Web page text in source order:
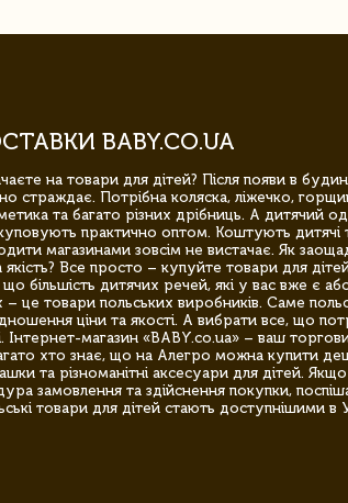
BABY.CO.UA
на товари для дітей? Після появи в
страждає. Потрібна коляска, ліжечко,
та багато різних дрібниць. А дитячий
практично оптом. Коштують дитячі
магазинами зовсім не вистачає. Як
Все просто – купуйте товари для
більшість дитячих речей, які у вас вже є
це товари польських виробників. Саме
ціни та якості. А вибрати все, що
магазин «BABY.co.ua» – ваш
хто знає, що на Алегро можна купити
та різноманітні аксесуари для дітей.
замовлення та здійснення покупки,
товари для дітей стають доступнішими в